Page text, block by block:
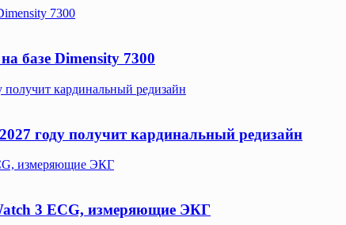
7300
базе Dimensity 7300
кардинальный редизайн
году получит кардинальный редизайн
измеряющие ЭКГ
3 ECG, измеряющие ЭКГ